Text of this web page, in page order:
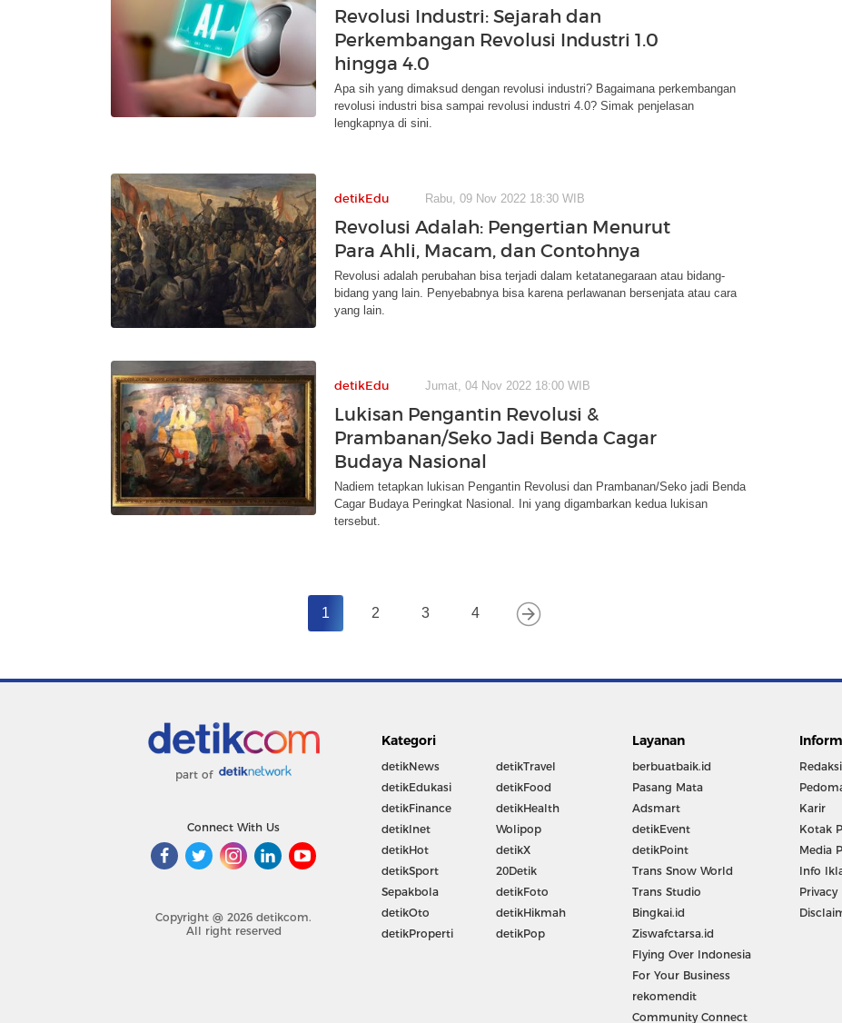
Revolusi Industri: Sejarah dan
Perkembangan Revolusi Industri 1.0
hingga 4.0
Apa sih yang dimaksud dengan revolusi industri? Bagaimana perkembangan
revolusi industri bisa sampai revolusi industri 4.0? Simak penjelasan
lengkapnya di sini.
detikEdu Rabu, 09 Nov 2022 18:30 WIB
Revolusi Adalah: Pengertian Menurut
Para Ahli, Macam, dan Contohnya
Revolusi adalah perubahan bisa terjadi dalam ketatanegaraan atau bidang-
bidang yang lain. Penyebabnya bisa karena perlawanan bersenjata atau cara
yang lain.
detikEdu Jumat, 04 Nov 2022 18:00 WIB
Lukisan Pengantin Revolusi &
Prambanan/Seko Jadi Benda Cagar
Budaya Nasional
Nadiem tetapkan lukisan Pengantin Revolusi dan Prambanan/Seko jadi Benda
Cagar Budaya Peringkat Nasional. Ini yang digambarkan kedua lukisan
tersebut.
1 2 3 4
part of
Connect With Us
Copyright @ 2026 detikcom.
All right reserved
Kategori
detikNews
detikEdukasi
detikFinance
detikInet
detikHot
detikSport
Sepakbola
detikOto
detikProperti
detikTravel
detikFood
detikHealth
Wolipop
detikX
20Detik
detikFoto
detikHikmah
detikPop
Layanan
berbuatbaik.id
Pasang Mata
Adsmart
detikEvent
detikPoint
Trans Snow World
Trans Studio
Bingkai.id
Ziswafctarsa.id
Flying Over Indonesia
For Your Business
rekomendit
Community Connect
Redaksi
Karir
Kotak
Media
Info
Privacy